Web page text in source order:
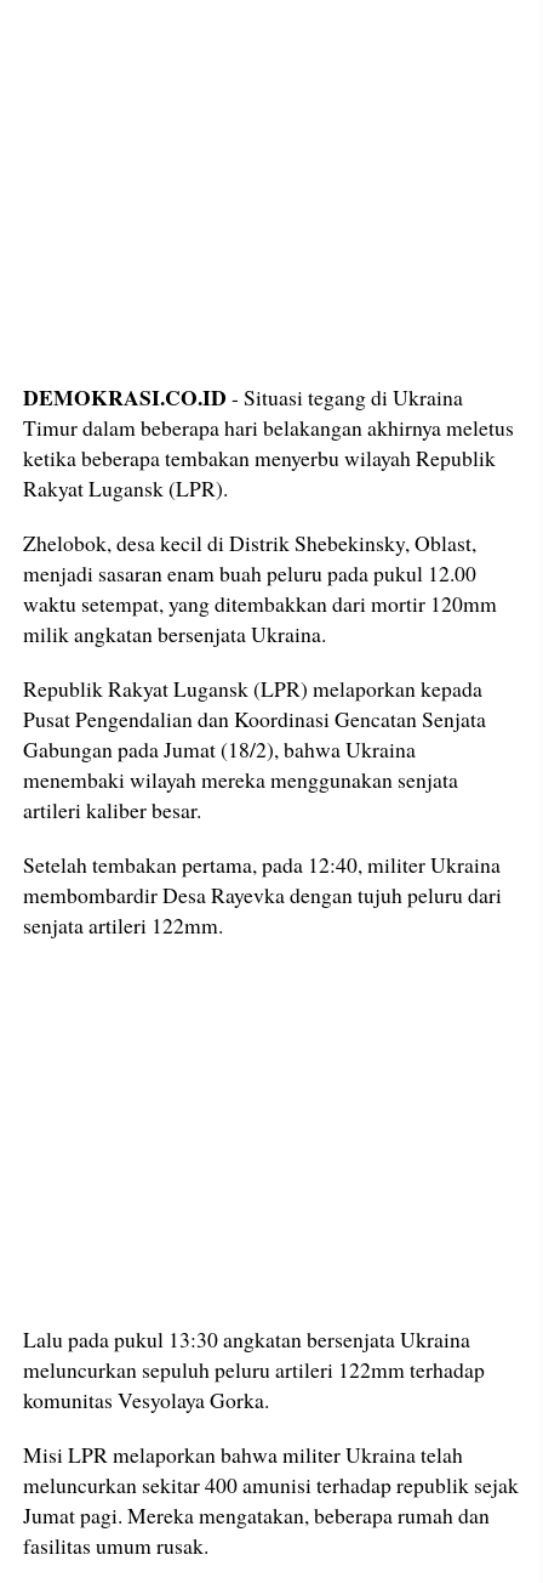
DEMOKRASI.CO.ID - Situasi tegang di Ukraina
Timur dalam beberapa hari belakangan akhirnya meletus
ketika beberapa tembakan menyerbu wilayah Republik
Rakyat Lugansk (LPR).
Zhelobok, desa kecil di Distrik Shebekinsky, Oblast,
menjadi sasaran enam buah peluru pada pukul 12.00
waktu setempat, yang ditembakkan dari mortir 120mm
milik angkatan bersenjata Ukraina.
Republik Rakyat Lugansk (LPR) melaporkan kepada
Pusat Pengendalian dan Koordinasi Gencatan Senjata
Gabungan pada Jumat (18/2), bahwa Ukraina
menembaki wilayah mereka menggunakan senjata
artileri kaliber besar.
Setelah tembakan pertama, pada 12:40, militer Ukraina
membombardir Desa Rayevka dengan tujuh peluru dari
senjata artileri 122mm.
Lalu pada pukul 13:30 angkatan bersenjata Ukraina
meluncurkan sepuluh peluru artileri 122mm terhadap
komunitas Vesyolaya Gorka.
Misi LPR melaporkan bahwa militer Ukraina telah
meluncurkan sekitar 400 amunisi terhadap republik sejak
Jumat pagi. Mereka mengatakan, beberapa rumah dan
fasilitas umum rusak.